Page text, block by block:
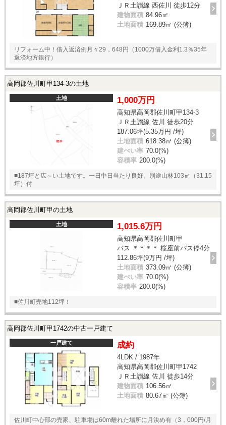
ＪＲ土讃線 西佐川 徒歩12分
建物面積 84.96㎡
土地面積 169.89㎡ (公簿)
リフォーム中！借入返済例月々29，648円（1000万借入金利1.3％35年
返済地方銀行）
高岡郡佐川町甲134-3の土地
土地 1,000万円
高知県高岡郡佐川町甲134-3
ＪＲ土讃線 佐川 徒歩20分
187.06坪(5.35万円 /坪)
土地面積 618.38㎡ (公簿)
建ぺい率 70.0(%)
容積率 200.0(%)
■187坪と広～い土地です。一日中日当たり良好。別途山林103㎡（31.15
坪）付
高岡郡佐川町甲の土地
土地 1,015.6万円
高知県高岡郡佐川町甲
バス ＊＊＊＊ 桜座前バス停4分
112.86坪(9万円 /坪)
土地面積 373.09㎡ (公簿)
建ぺい率 70.0(%)
容積率 200.0(%)
■佐川町売地112坪！
高岡郡佐川町甲1742の中古一戸建て
一戸建て 成約
4LDK / 1987年
高知県高岡郡佐川町甲1742
ＪＲ土讃線 佐川 徒歩14分
建物面積 106.56㎡
土地面積 80.67㎡ (公簿)
佐川町中心部の売家、駐車場は60m離れた場所に月決め有（3，000円/月